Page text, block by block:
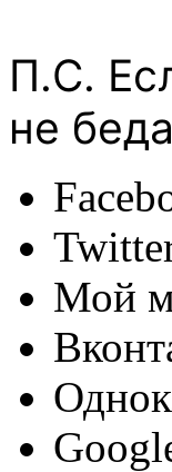
П.С.
не
Мой